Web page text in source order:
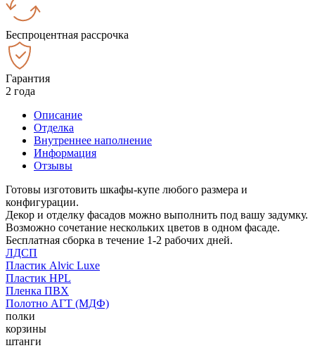
Беспроцентная рассрочка
Гарантия
2 года
Описание
Отделка
Внутреннее наполнение
Информация
Отзывы
Готовы изготовить шкафы-купе любого размера и
конфигурации.
Декор и отделку фасадов можно выполнить под вашу задумку.
Возможно сочетание нескольких цветов в одном фасаде.
Бесплатная сборка в течение 1-2 рабочих дней.
ЛДСП
Пластик Alvic Luxe
Пластик HPL
Пленка ПВХ
Полотно АГТ (МДФ)
полки
корзины
штанги